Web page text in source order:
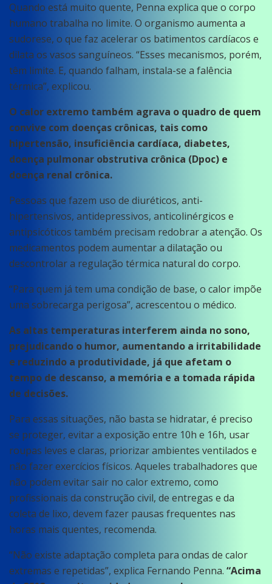
Quando está muito quente, Penna explica que o corpo
humano trabalha no limite. O organismo aumenta a
sudorese, o que faz acelerar os batimentos cardíacos e
dilata os vasos sanguíneos. “Esses mecanismos, porém,
têm limite. E, quando falham, instala-se a falência
térmica”, explicou.
O calor extremo também agrava o quadro de quem
convive com doenças crônicas, tais como
hipertensão, insuficiência cardíaca, diabetes,
doença pulmonar obstrutiva crônica (Dpoc) e
doença renal crônica.
Pessoas que fazem uso de diuréticos, anti-
hipertensivos, antidepressivos, anticolinérgicos e
antipsicóticos também precisam redobrar a atenção. Os
medicamentos podem aumentar a dilatação ou
descontrolar a regulação térmica natural do corpo.
“Para quem já tem uma condição de base, o calor impõe
uma sobrecarga perigosa”, acrescentou o médico.
As altas temperaturas interferem ainda no sono,
prejudicando o humor, aumentando a irritabilidade
e reduzindo a produtividade, já que afetam o
tempo de descanso, a memória e a tomada rápida
de decisões.
Para essas situações, não basta se hidratar, é preciso
se proteger, evitar a exposição entre 10h e 16h, usar
roupas leves e claras, priorizar ambientes ventilados e
não fazer exercícios físicos. Aqueles trabalhadores que
não podem evitar sair no calor extremo, como
profissionais da construção civil, de entregas e da
coleta de lixo, devem fazer pausas frequentes nas
horas mais quentes, recomenda.
“Não existe adaptação completa para ondas de calor
extremas e repetidas”, explica Fernando Penna. “Acima